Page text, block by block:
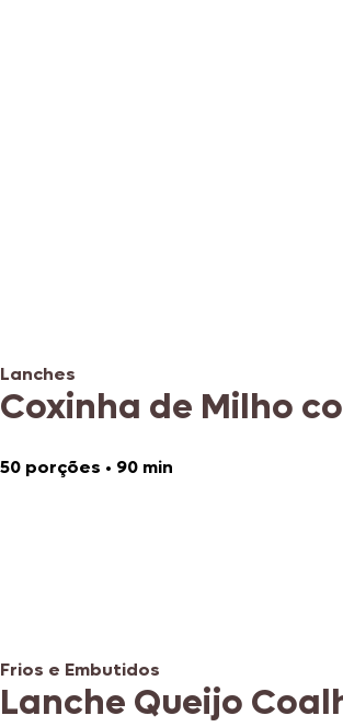
Lanches
Coxinha de Milho
50 porções • 90 min
Frios e Embutidos
Lanche Queijo